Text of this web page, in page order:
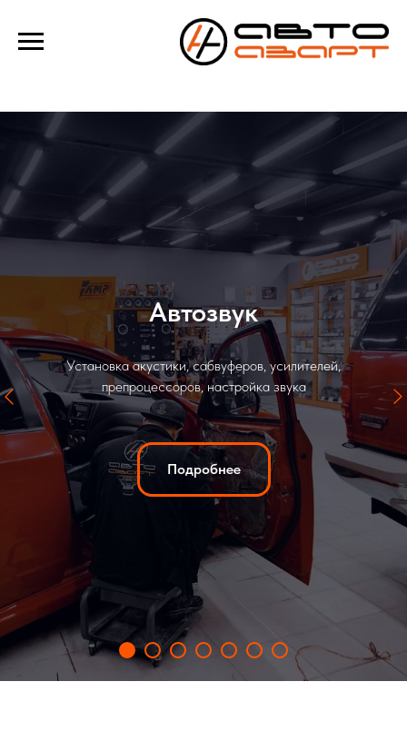
Автозвук
Установка акустики, сабвуферов, усилителей,
препроцессоров, настройка звука
Подробнее